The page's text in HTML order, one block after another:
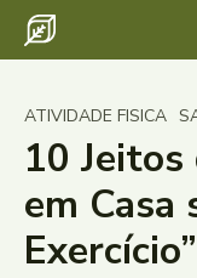
ATIVIDADE FISICA
10
em Casa
Exercício”